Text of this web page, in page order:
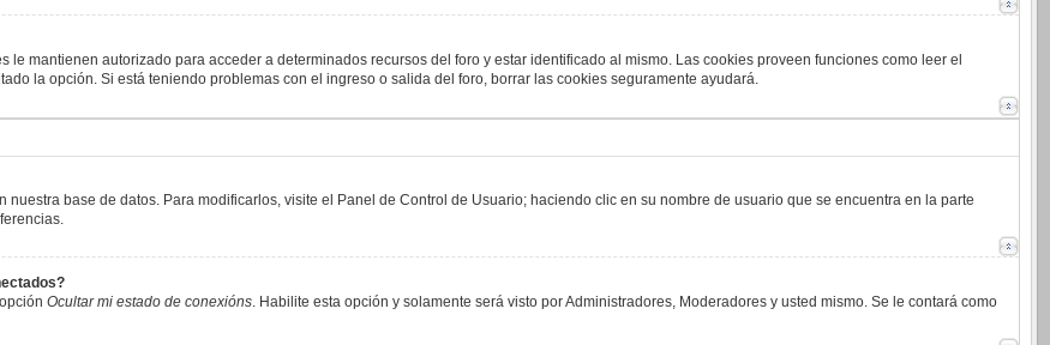
mantienen autorizado para acceder a determinados recursos del foro y estar identificado al mismo. Las cookies proveen funciones como leer el
la opción. Si está teniendo problemas con el ingreso o salida del foro, borrar las cookies seguramente ayudará.
base de datos. Para modificarlos, visite el Panel de Control de Usuario; haciendo clic en su nombre de usuario que se encuentra en la parte
Ocultar mi estado de conexións. Habilite esta opción y solamente será visto por Administradores, Moderadores y usted mismo. Se le contará como